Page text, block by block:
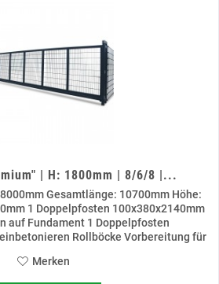
| H: 1800mm | 8/6/8 |...
Gesamtlänge: 10700mm Höhe:
1 Doppelpfosten 100x380x2140mm
auf Fundament 1 Doppelpfosten
Rollböcke Vorbereitung für
Merken